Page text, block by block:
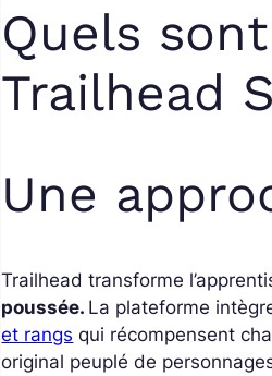
Quels
Trailhead
Une
Trailhead transforme
poussée. La plateforme
et rangs qui récompensent
original peuplé de